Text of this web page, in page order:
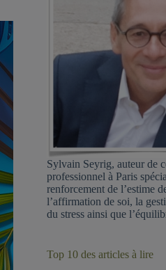
Sylvain Seyrig, auteur de
professionnel à Paris
renforcement de l’estime
l’affirmation de soi, la
du stress ainsi que
Top 10 des articles à lire